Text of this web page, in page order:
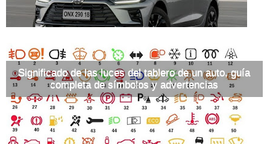
Significado de las luces del tablero de un auto, guía
completa de símbolos y advertencias